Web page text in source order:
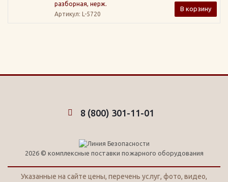
разборная, нерж.
Артикул: L-5720
В корзину
8 (800) 301-11-01
2026 © комплексные поставки пожарного оборудования
Указанные на сайте цены, перечень услуг, фото, видео,